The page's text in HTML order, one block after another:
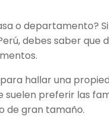
o departamento?
debes saber que
hallar una
suelen preferir las
de gran tamaño.